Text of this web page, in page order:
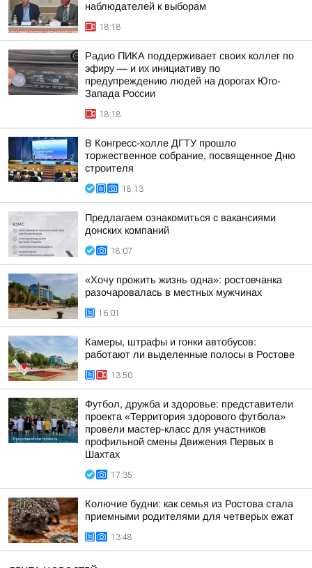
наблюдателей к выборам
18:18
Радио ПИКА поддерживает своих коллег по
эфиру — и их инициативу по
предупреждению людей на дорогах Юго-
Запада России
18:18
В Конгресс-холле ДГТУ прошло
торжественное собрание, посвященное Дню
строителя
18:13
Предлагаем ознакомиться с вакансиями
донских компаний
18:07
«Хочу прожить жизнь одна»: ростовчанка
разочаровалась в местных мужчинах
16:01
Камеры, штрафы и гонки автобусов:
работают ли выделенные полосы в Ростове
13:50
Футбол, дружба и здоровье: представители
проекта «Территория здорового футбола»
провели мастер-класс для участников
профильной смены Движения Первых в
Шахтах
17:35
Колючие будни: как семья из Ростова стала
приемными родителями для четверых ежат
13:48